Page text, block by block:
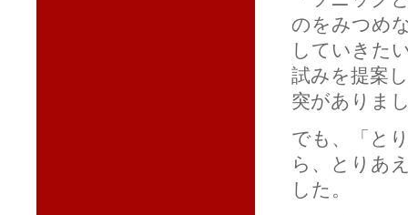
のをみつめ
していきた
試みを提案
突がありま
でも、「と
ら、とりあ
した。